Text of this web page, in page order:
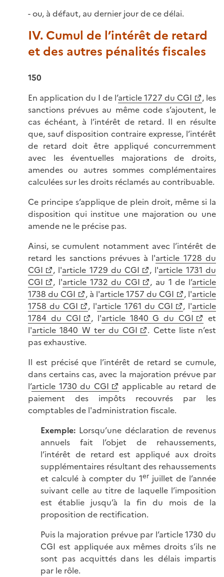
- ou, à défaut, au dernier jour de ce délai.
IV. Cumul de l’intérêt de retard
et des autres pénalités fiscales
150
En application du I de l’article 1727 du CGI
, les
sanctions prévues au même code s’ajoutent, le
cas échéant, à l’intérêt de retard. Il en résulte
que, sauf disposition contraire expresse, l’intérêt
de retard doit être appliqué concurremment
avec les éventuelles majorations de droits,
amendes ou autres sommes complémentaires
calculées sur les droits réclamés au contribuable.
Ce principe s’applique de plein droit, même si la
disposition qui institue une majoration ou une
amende ne le précise pas.
Ainsi, se cumulent notamment avec l’intérêt de
retard les sanctions prévues à l'article 1728 du
CGI
, l'article 1729 du CGI , l'article 1731 du
CGI
, l'article 1732 du CGI , au 1 de l’article
1738 du CGI
, à l'article 1757 du CGI , l'article
1758 du CGI
, l'article 1761 du CGI , l'article
1784 du CGI
, l'article 1840 G du CGI
et
l'article 1840 W ter du CGI
. Cette liste n’est
pas exhaustive.
Il est précisé que l’intérêt de retard se cumule,
dans certains cas, avec la majoration prévue par
l’article 1730 du CGI
applicable au retard de
paiement des impôts recouvrés par les
comptables de l'administration fiscale.
Exemple: Lorsqu’une déclaration de revenus
annuels fait l’objet de rehaussements,
l’intérêt de retard est appliqué aux droits
supplémentaires résultant des rehaussements
et calculé à compter du 1erjuillet de l’année
suivant celle au titre de laquelle l’imposition
est établie jusqu’à la fin du mois de la
proposition de rectification.
Puis la majoration prévue par l’article 1730 du
CGI est appliquée aux mêmes droits s’ils ne
sont pas acquittés dans les délais impartis
par le rôle.